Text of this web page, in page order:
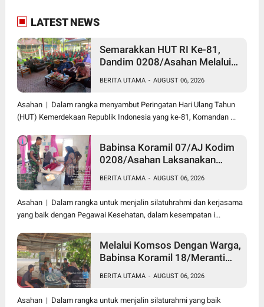
LATEST NEWS
Semarakkan HUT RI Ke-81,
Dandim 0208/Asahan Melalui
Darah di Kantor Kemenag
Asahan
BERITA UTAMA - AUGUST 06, 2026
Asahan | Dalam rangka menyambut Peringatan Hari Ulang Tahun
(HUT) Kemerdekaan Republik Indonesia yang ke-81, Komandan ...
Babinsa Koramil 07/AJ Kodim
0208/Asahan Laksanakan
Pegawai Kesehatan Di
Puskesmas
BERITA UTAMA - AUGUST 06, 2026
Asahan | Dalam rangka untuk menjalin silatuhrahmi dan kerjasama
yang baik dengan Pegawai Kesehatan, dalam kesempatan i...
Melalui Komsos Dengan Warga,
Babinsa Koramil 18/Meranti
Jaga ebersihan Dan Kamtibmas
BERITA UTAMA - AUGUST 06, 2026
Asahan | Dalam rangka untuk menjalin silaturahmi yang baik